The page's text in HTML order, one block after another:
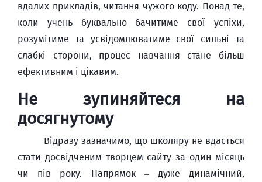
вдалих прикладів, читання чужого коду. Понад те,
коли учень буквально бачитиме свої успіхи,
розумітиме та усвідомлюватиме свої сильні та
слабкі сторони, процес навчання стане більш
ефективним і цікавим.
Не зупиняйтеся на
досягнутому
Відразу зазначимо, що школяру не вдасться
стати досвідченим творцем сайту за один місяць
чи пів року. Напрямок – дуже динамічний,